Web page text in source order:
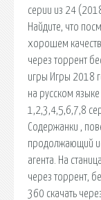
серии из 24
Найдите, что
хорошем
через торрент
игры Игры 2018
на русском
1,2,3,4,5,6,7,8
Содержанки ,
продолжающий
агента. На
через торрент,
360 скачать